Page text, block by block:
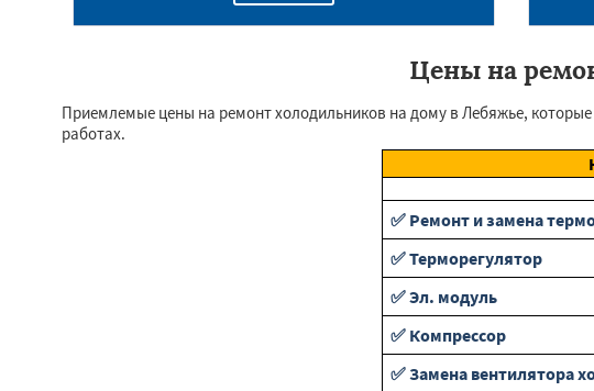
Цены на
Приемлемые цены на ремонт холодильников на дому в Лебяжье,
работах.
✅ Ремонт и замена
✅ Терморегулятор
✅ Эл. модуль
✅ Компрессор
✅ Замена вентилятора